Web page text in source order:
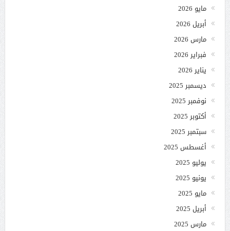
مايو 2026
أبريل 2026
مارس 2026
فبراير 2026
يناير 2026
ديسمبر 2025
نوفمبر 2025
أكتوبر 2025
سبتمبر 2025
أغسطس 2025
يوليو 2025
يونيو 2025
مايو 2025
أبريل 2025
مارس 2025